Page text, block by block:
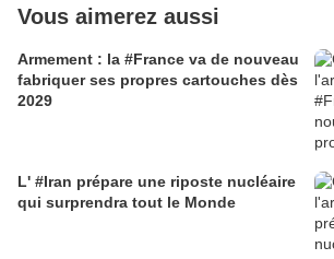
Vous aimerez aussi
Armement : la #France va de nouveau
fabriquer ses propres cartouches dès
2029
L' #Iran prépare une riposte nucléaire
qui surprendra tout le Monde